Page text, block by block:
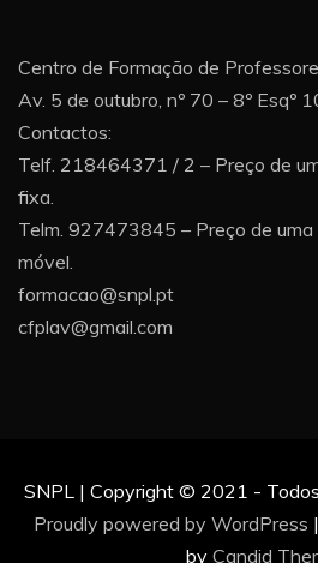
Centro de Formação de
Av. 5 de outubro, nº 70 – 8º Esqº
Contactos:
Telf. 218464371 / 2 – Preço de
fixa.
Telm. 927473845 – Preço de
móvel.
formacao@snpl.pt
cfplav@gmail.com
SNPL | Copyright © 2021 -
Proudly powered by WordPress |
by Candid